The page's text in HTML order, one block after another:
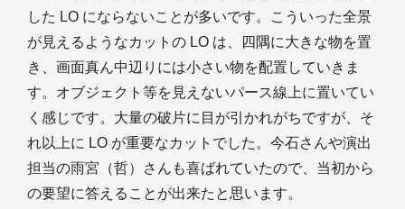
した LO にならないことが多いです。こういった全景
が見えるようなカットの LO は、四隅に大きな物を置
き、画面真ん中辺りには小さい物を配置していきま
す。オブジェクト等を見えないパース線上に置いてい
く感じです。大量の破片に目が引かれがちですが、そ
れ以上に LO が重要なカットでした。今石さんや演出
担当の雨宮（哲）さんも喜ばれていたので、当初から
の要望に答えることが出来たと思います。